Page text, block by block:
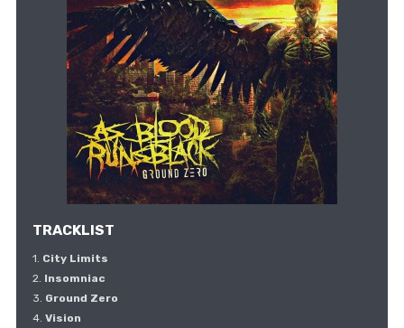
TRACKLIST
1. City Limits
2. Insomniac
3. Ground Zero
4. Vision